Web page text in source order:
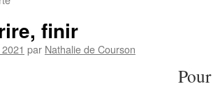
finir
par Nathalie de Courson